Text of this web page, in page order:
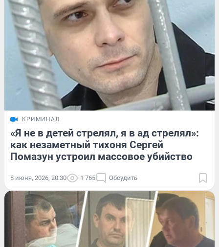
КРИМИНАЛ
«Я не в детей стрелял, я в ад стрелял»:
как незаметный тихоня Сергей
Помазун устроил массовое убийство
8 июня, 2026, 20:30 1 765 Обсудить